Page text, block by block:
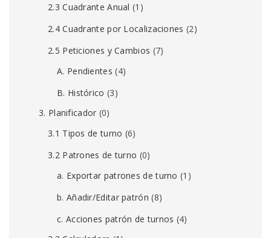
2.3 Cuadrante Anual (1)
2.4 Cuadrante por Localizaciones (2)
2.5 Peticiones y Cambios (7)
A. Pendientes (4)
B. Histórico (3)
3. Planificador (0)
3.1 Tipos de turno (6)
3.2 Patrones de turno (0)
a. Exportar patrones de turno (1)
b. Añadir/Editar patrón (8)
c. Acciones patrón de turnos (4)